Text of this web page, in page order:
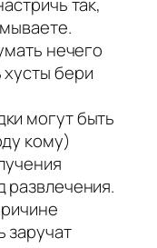
нечего
бери
могут быть
кому)
развлечения.
заручат